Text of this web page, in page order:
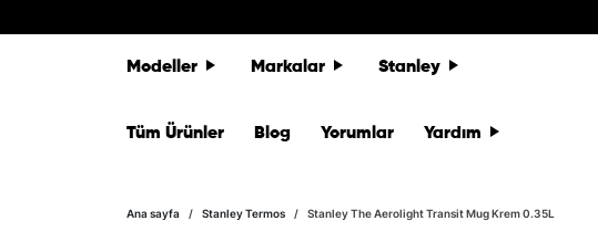
Modeller Markalar Stanley
Tüm Ürünler Blog Yorumlar Yardım
Ana sayfa Stanley Termos Stanley The Aerolight Transit Mug Krem 0.35L